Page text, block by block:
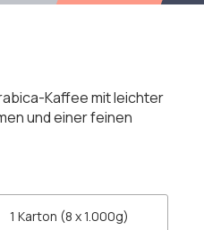
Kaffee mit leichter
und einer feinen
1 Karton (8 x 1.000g)